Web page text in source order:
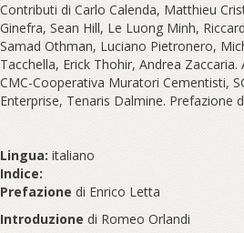
Contributi di Carlo Calenda, Matthieu
Ginefra, Sean Hill, Le Luong Minh,
Samad Othman, Luciano Pietronero,
Tacchella, Erick Thohir, Andrea
CMC-Cooperativa Muratori Cementisti,
Enterprise, Tenaris Dalmine. Prefazione
Lingua: italiano
Indice:
Prefazione di Enrico Letta
Introduzione di Romeo Orlandi